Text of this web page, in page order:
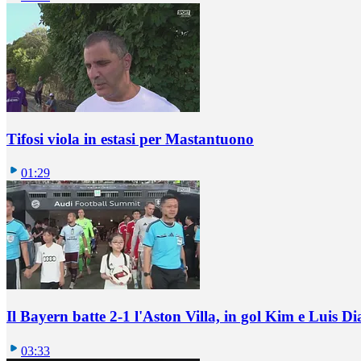
Tifosi viola in estasi per Mastantuono
01:29
Il Bayern batte 2-1 l'Aston Villa, in gol Kim e Luis
03:33